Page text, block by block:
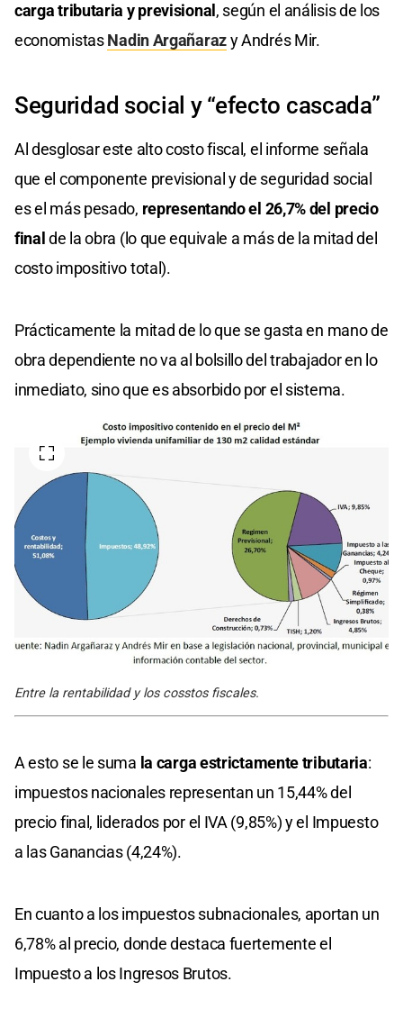
carga tributaria y previsional , según el análisis de los
economistasNadin Argañarazy Andrés Mir.
Seguridad social y “efecto cascada”
Al desglosar este alto costo fiscal, el informe señala
que el componente previsional y de seguridad social
es el más pesado, representando el 26,7% del precio
final de la obra (lo que equivale a más de la mitad del
costo impositivo total).
Prácticamente la mitad de lo que se gasta en mano de
obra dependiente no va al bolsillo del trabajador en lo
inmediato, sino que es absorbido por el sistema.
Entre la rentabilidad y los cosstos fiscales.
A esto se le suma la carga estrictamente tributaria:
impuestos nacionales representan un 15,44% del
precio final, liderados por el IVA (9,85%) y el Impuesto
a las Ganancias (4,24%).
En cuanto a los impuestos subnacionales, aportan un
6,78% al precio, donde destaca fuertemente el
Impuesto a los Ingresos Brutos.